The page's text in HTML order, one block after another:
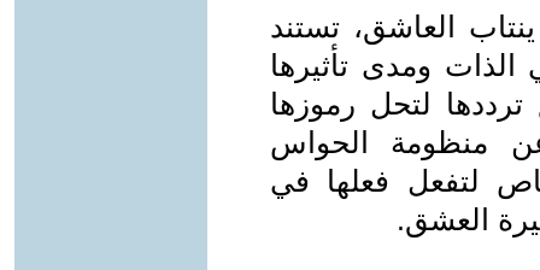
العاشق، تستند
ومدى تأثيرها
لتحل رموزها
عن منظومة الحواس
لتفعل فعلها في
العشق.